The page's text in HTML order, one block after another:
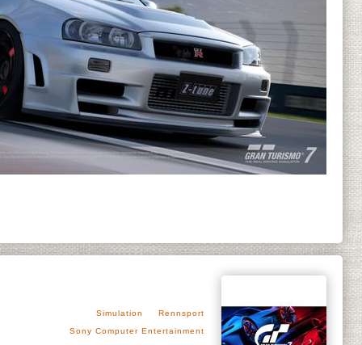
Simulation
Rennsport
Sony Computer Entertainment